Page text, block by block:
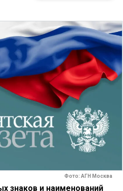
Фото: АГН Москва
знаков и наименований